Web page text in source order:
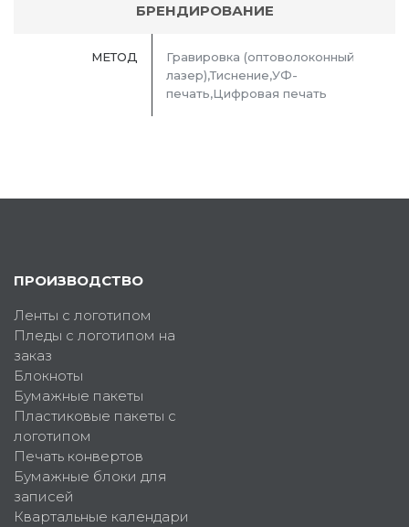
БРЕНДИРОВАНИЕ
МЕТОД
Гравировка (оптоволоконный
лазер),Тиснение,УФ-
печать,Цифровая печать
ПРОИЗВОДСТВО
Ленты с логотипом
Пледы с логотипом на
заказ
Блокноты
Бумажные пакеты
Пластиковые пакеты с
логотипом
Печать конвертов
Бумажные блоки для
записей
Квартальные календари